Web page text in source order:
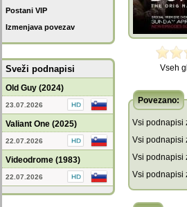
Postani VIP
Izmenjava povezav
Sveži podnapisi
Old Guy (2024)
23.07.2026
Valiant One (2025)
22.07.2026
Videodrome (1983)
22.07.2026
Vseh
Povezano:
Vsi podnapisi
Vsi podnapisi
Vsi podnapisi
Vsi podnapisi